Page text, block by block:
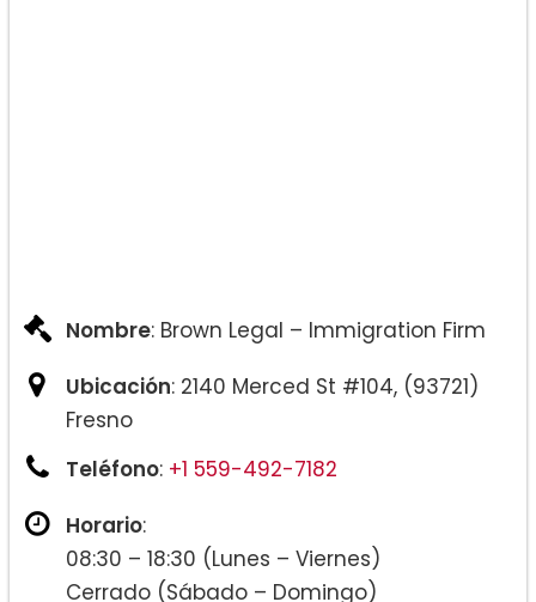
Nombre: Brown Legal – Immigration Firm
Ubicación: 2140 Merced St #104, (93721)
Fresno
Teléfono: +1 559-492-7182
Horario:
08:30 – 18:30 (Lunes – Viernes)
Cerrado (Sábado – Domingo)